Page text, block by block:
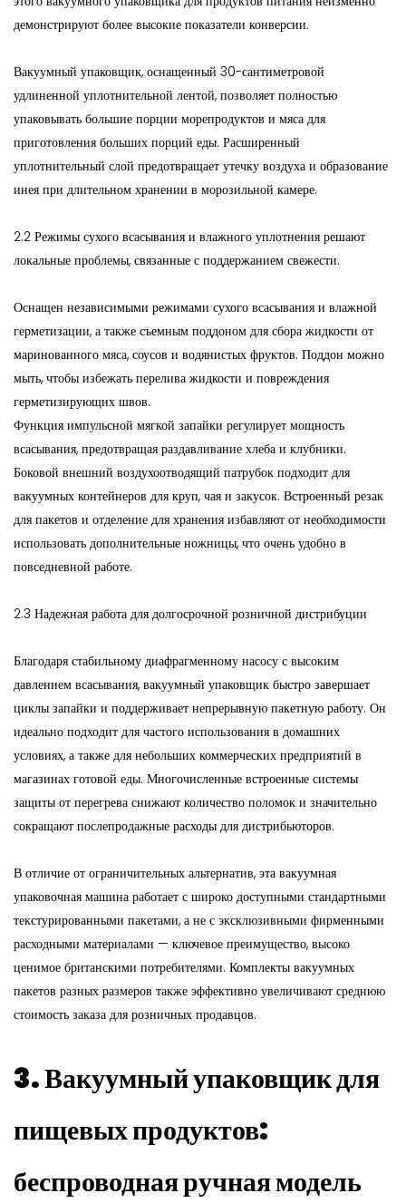
демонстрируют более высокие показатели конверсии.
Вакуумный упаковщик, оснащенный 30-сантиметровой
удлиненной уплотнительной лентой, позволяет полностью
упаковывать большие порции морепродуктов и мяса для
приготовления больших порций еды. Расширенный
уплотнительный слой предотвращает утечку воздуха и образование
инея при длительном хранении в морозильной камере.
2.2 Режимы сухого всасывания и влажного уплотнения решают
локальные проблемы, связанные с поддержанием свежести.
Оснащен независимыми режимами сухого всасывания и влажной
герметизации, а также съемным поддоном для сбора жидкости от
маринованного мяса, соусов и водянистых фруктов. Поддон можно
мыть, чтобы избежать перелива жидкости и повреждения
герметизирующих швов.
Функция импульсной мягкой запайки регулирует мощность
всасывания, предотвращая раздавливание хлеба и клубники.
Боковой внешний воздухоотводящий патрубок подходит для
вакуумных контейнеров для круп, чая и закусок. Встроенный резак
для пакетов и отделение для хранения избавляют от необходимости
использовать дополнительные ножницы, что очень удобно в
повседневной работе.
2.3 Надежная работа для долгосрочной розничной дистрибуции
Благодаря стабильному диафрагменному насосу с высоким
давлением всасывания, вакуумный упаковщик быстро завершает
циклы запайки и поддерживает непрерывную пакетную работу. Он
идеально подходит для частого использования в домашних
условиях, а также для небольших коммерческих предприятий в
магазинах готовой еды. Многочисленные встроенные системы
защиты от перегрева снижают количество поломок и значительно
сокращают послепродажные расходы для дистрибьюторов.
В отличие от ограничительных альтернатив, эта вакуумная
упаковочная машина работает с широко доступными стандартными
текстурированными пакетами, а не с эксклюзивными фирменными
расходными материалами — ключевое преимущество, высоко
ценимое британскими потребителями. Комплекты вакуумных
пакетов разных размеров также эффективно увеличивают среднюю
стоимость заказа для розничных продавцов.
3. Вакуумный упаковщик для
пищевых продуктов:
беспроводная ручная модель